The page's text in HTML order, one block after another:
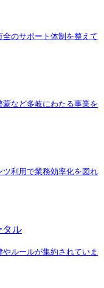
のサポート体制を整えて
など多岐にわたる事業を
利用で業務効率化を図れ
タル
ルールが集約されていま